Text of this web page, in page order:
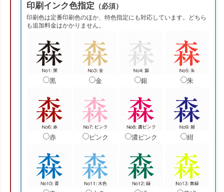
印刷インク色指定 （必須）
印刷色は定番印刷色のほか、特色指定にも対応しています。どちら
も追加料金はかかりません。
黒 金 銀 朱
赤 ピンク 濃ピンク 紺